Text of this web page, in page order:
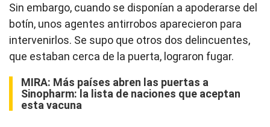
Sin embargo, cuando se disponían a apoderarse del
botín, unos agentes antirrobos aparecieron para
intervenirlos. Se supo que otros dos delincuentes,
que estaban cerca de la puerta, lograron fugar.
MIRA: Más países abren las puertas a
Sinopharm: la lista de naciones que aceptan
esta vacuna